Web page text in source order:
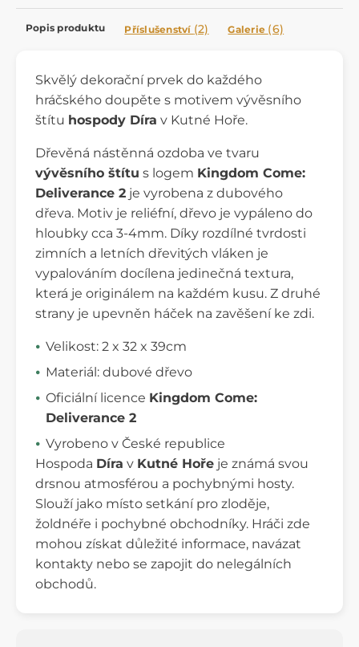
Popis produktu Příslušenství (2) Galerie (6)
Skvělý dekorační prvek do každého
hráčského doupěte s motivem vývěsního
štítu hospody Díra v Kutné Hoře.
Dřevěná nástěnná ozdoba ve tvaru
vývěsního štítu s logem Kingdom Come:
Deliverance 2 je vyrobena z dubového
dřeva. Motiv je reliéfní, dřevo je vypáleno do
hloubky cca 3-4mm. Díky rozdílné tvrdosti
zimních a letních dřevitých vláken je
vypalováním docílena jedinečná textura,
která je originálem na každém kusu. Z druhé
strany je upevněn háček na zavěšení ke zdi.
Velikost: 2 x 32 x 39cm
Materiál: dubové dřevo
Oficiální licence Kingdom Come:
Deliverance 2
Vyrobeno v České republice
Hospoda Díra v Kutné Hoře je známá svou
drsnou atmosférou a pochybnými hosty.
Slouží jako místo setkání pro zloděje,
žoldnéře i pochybné obchodníky. Hráči zde
mohou získat důležité informace, navázat
kontakty nebo se zapojit do nelegálních
obchodů.